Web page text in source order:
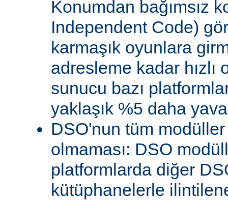
Konumdan bağımsız
Independent Code)
karmaşık oyunlara
adresleme kadar hızlı
sunucu bazı
yaklaşık %5 daha
DSO'nun tüm
olmaması: DSO
platformlarda diğer
kütüphanelerle